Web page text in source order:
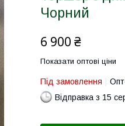
Чорний
6 900 ₴
Показати оптові ціни
Під замовлення
Відправка з 15